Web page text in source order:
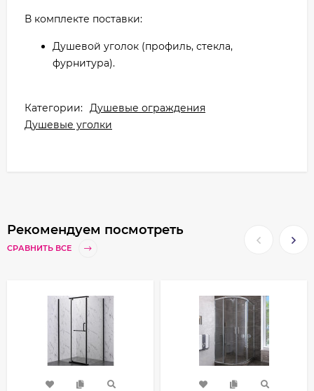
В комплекте поставки:
Душевой уголок (профиль, стекла,
фурнитура).
Категории: Душевые ограждения
Душевые уголки
Рекомендуем посмотреть
СРАВНИТЬ ВСЕ